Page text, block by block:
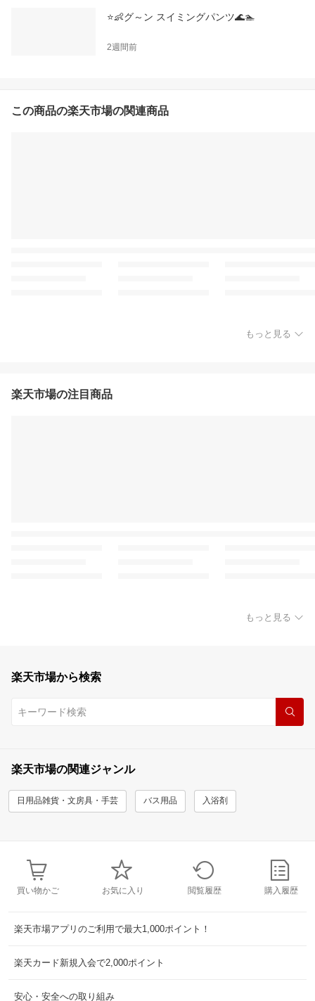
⭐👶グ～ン スイミングパンツ🌊🏊
2週間前
この商品の楽天市場の関連商品
もっと見る
楽天市場の注目商品
もっと見る
楽天市場から検索
楽天市場の関連ジャンル
日用品雑貨・文房具・手芸 バス用品 入浴剤
買い物かご お気に入り 閲覧履歴 購入履歴
楽天市場アプリのご利用で最大1,000ポイント！
楽天カード新規入会で2,000ポイント
安心・安全への取り組み